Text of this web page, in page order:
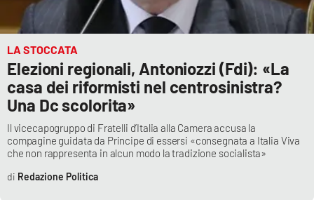
STREAMING
LaC TV
LaC Network
LaC OnAir
EDIZIONI
LA STOCCATA
Elezioni regionali, Antoniozzi (Fdi): «La
casa dei riformisti nel centrosinistra?
Una Dc scolorita»
Il vicecapogruppo di Fratelli d’Italia alla Camera accusa la
compagine guidata da Principe di essersi «consegnata a Italia Viva
che non rappresenta in alcun modo la tradizione socialista»
Redazione Politica